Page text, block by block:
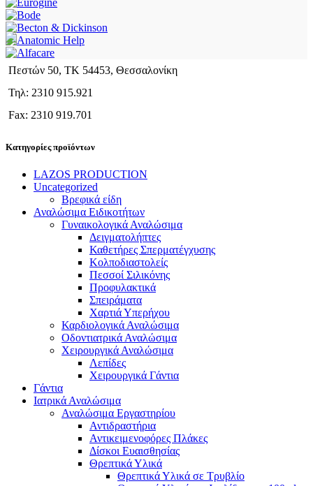
Πεστών 50, ΤΚ 54453, Θεσσαλονίκη
Τηλ: 2310 915.921
Fax: 2310 919.701
Κατηγορίες προϊόντων
LAZOS PRODUCTION
Uncategorized
Βρεφικά είδη
Αναλώσιμα Ειδικοτήτων
Γυναικολογικά Αναλώσιμα
Δειγματολήπτες
Καθετήρες Σπερματέγχυσης
Κολποδιαστολείς
Πεσσοί Σιλικόνης
Προφυλακτικά
Σπειράματα
Χαρτιά Υπερήχου
Καρδιολογικά Αναλώσιμα
Οδοντιατρικά Αναλώσιμα
Χειρουργικά Αναλώσιμα
Λεπίδες
Χειρουργικά Γάντια
Γάντια
Ιατρικά Αναλώσιμα
Αναλώσιμα Εργαστηρίου
Αντιδραστήρια
Αντικειμενοφόρες Πλάκες
Δίσκοι Ευαισθησίας
Θρεπτικά Υλικά
Θρεπτικά Υλικά σε Τρυβλίο